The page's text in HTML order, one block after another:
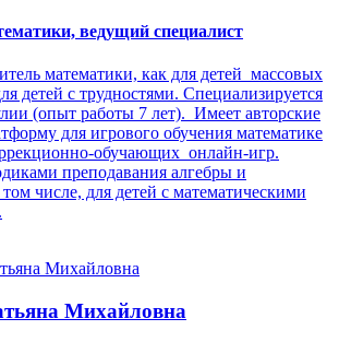
ведущий специалист
математики, как для детей массовых
детей с трудностями. Специализируется
(опыт работы 7 лет). Имеет авторские
для игрового обучения математике
обучающих онлайн-игр.
преподавания алгебры и
числе, для детей с математическими
Михайловна